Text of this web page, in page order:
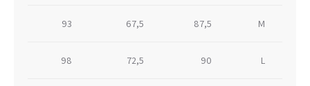
M
87,5
67,5
93
L
90
72,5
98